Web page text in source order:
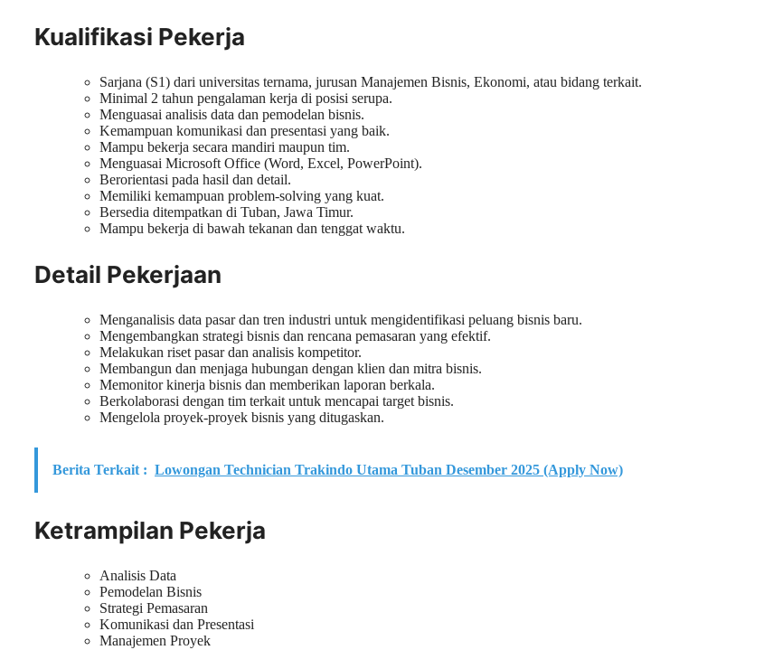
Kualifikasi Pekerja
Sarjana (S1) dari universitas ternama, jurusan Manajemen Bisnis, Ekonomi, atau bidang terkait.
Minimal 2 tahun pengalaman kerja di posisi serupa.
Menguasai analisis data dan pemodelan bisnis.
Kemampuan komunikasi dan presentasi yang baik.
Mampu bekerja secara mandiri maupun tim.
Menguasai Microsoft Office (Word, Excel, PowerPoint).
Berorientasi pada hasil dan detail.
Memiliki kemampuan problem-solving yang kuat.
Bersedia ditempatkan di Tuban, Jawa Timur.
Mampu bekerja di bawah tekanan dan tenggat waktu.
Detail Pekerjaan
Menganalisis data pasar dan tren industri untuk mengidentifikasi peluang bisnis baru.
Mengembangkan strategi bisnis dan rencana pemasaran yang efektif.
Melakukan riset pasar dan analisis kompetitor.
Membangun dan menjaga hubungan dengan klien dan mitra bisnis.
Memonitor kinerja bisnis dan memberikan laporan berkala.
Berkolaborasi dengan tim terkait untuk mencapai target bisnis.
Mengelola proyek-proyek bisnis yang ditugaskan.
Berita Terkait : Lowongan Technician Trakindo Utama Tuban Desember 2025 (Apply Now)
Ketrampilan Pekerja
Analisis Data
Pemodelan Bisnis
Strategi Pemasaran
Komunikasi dan Presentasi
Manajemen Proyek